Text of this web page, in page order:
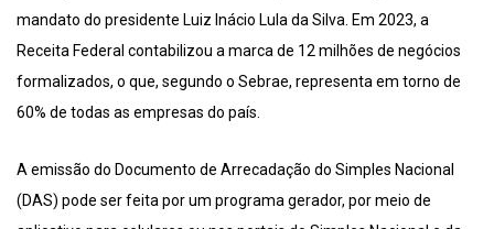
mandato do presidente Luiz Inácio Lula da Silva. Em 2023, a
Receita Federal contabilizou a marca de 12 milhões de negócios
formalizados, o que, segundo o Sebrae, representa em torno de
60% de todas as empresas do país.
A emissão do Documento de Arrecadação do Simples Nacional
(DAS) pode ser feita por um programa gerador, por meio de